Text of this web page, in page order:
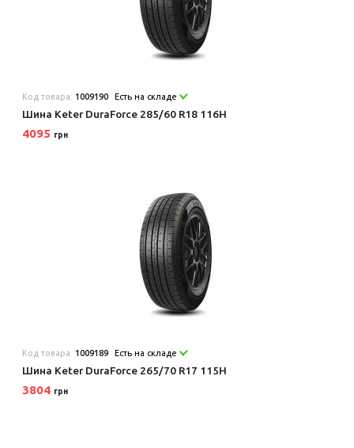
Код товара: 1009190 Есть на складе
Шина Keter DuraForce 285/60 R18 116H
4095 грн
Код товара: 1009189 Есть на складе
Шина Keter DuraForce 265/70 R17 115H
3804 грн